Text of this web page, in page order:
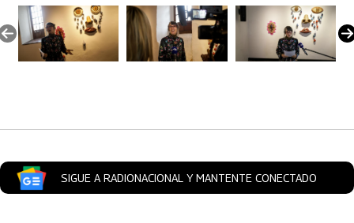
SIGUE A RADIONACIONAL Y MANTENTE CONECTADO